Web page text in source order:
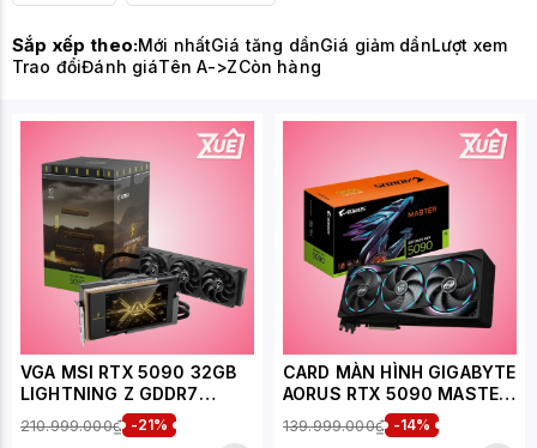
Sắp xếp theo:Mới nhấtGiá tăng dầnGiá giảm dầnLượt xem
Trao đổiĐánh giáTên A->ZCòn hàng
VGA MSI RTX 5090 32GB
LIGHTNING Z GDDR7
LIMITED EDITION
210.999.000₫ -21%
CARD MÀN HÌNH GIGABYTE
AORUS RTX 5090 MASTER
139.999.000₫ -14%